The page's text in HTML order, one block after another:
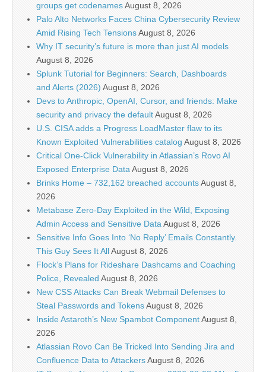
groups get codenamesAugust 8, 2026
Palo Alto Networks Faces China Cybersecurity Review
Amid Rising Tech TensionsAugust 8, 2026
Why IT security’s future is more than just AI models
August 8, 2026
Splunk Tutorial for Beginners: Search, Dashboards
and Alerts (2026) August 8, 2026
Devs to Anthropic, OpenAI, Cursor, and friends: Make
security and privacy the defaultAugust 8, 2026
U.S. CISA adds a Progress LoadMaster flaw to its
Known Exploited Vulnerabilities catalog August 8, 2026
Critical One-Click Vulnerability in Atlassian’s Rovo AI
Exposed Enterprise DataAugust 8, 2026
Brinks Home – 732,162 breached accountsAugust 8,
2026
Metabase Zero-Day Exploited in the Wild, Exposing
Admin Access and Sensitive DataAugust 8, 2026
Sensitive Info Goes Into ‘No Reply’ Emails Constantly.
This Guy Sees It AllAugust 8, 2026
Flock’s Plans for Rideshare Dashcams and Coaching
Police, Revealed August 8, 2026
New CSS Attacks Can Break Webmail Defenses to
Steal Passwords and TokensAugust 8, 2026
Inside Astaroth’s New Spambot ComponentAugust 8,
2026
Atlassian Rovo Can Be Tricked Into Sending Jira and
Confluence Data to AttackersAugust 8, 2026